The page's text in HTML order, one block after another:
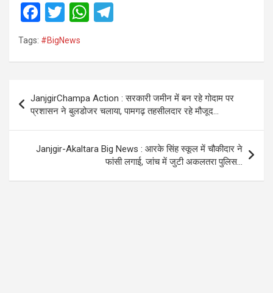
F
a
ce
o
o
k
T
tt
W
A
p
p
a
m
Tags: #BigNews
navigation
JanjgirChampa Action : सरकारी जमीन में बन रहे गोदाम पर
प्रशासन ने बुलडोजर चलाया, पामगढ़ तहसीलदार रहे मौजूद…
Janjgir-Akaltara Big News : आरके सिंह स्कूल में चौकीदार ने
फांसी लगाई, जांच में जुटी अकलतरा पुलिस…